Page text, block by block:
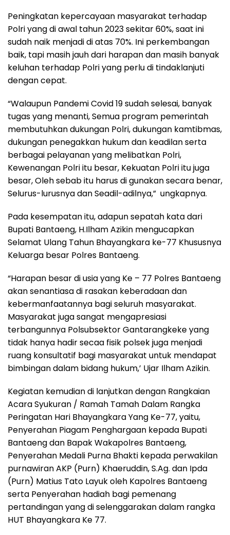
Peningkatan kepercayaan masyarakat terhadap
Polri yang di awal tahun 2023 sekitar 60%, saat ini
sudah naik menjadi di atas 70%. Ini perkembangan
baik, tapi masih jauh dari harapan dan masih banyak
keluhan terhadap Polri yang perlu di tindaklanjuti
dengan cepat.
“Walaupun Pandemi Covid 19 sudah selesai, banyak
tugas yang menanti, Semua program pemerintah
membutuhkan dukungan Polri, dukungan kamtibmas,
dukungan penegakkan hukum dan keadilan serta
berbagai pelayanan yang melibatkan Polri,
Kewenangan Polri itu besar, Kekuatan Polri itu juga
besar, Oleh sebab itu harus di gunakan secara benar,
Selurus-lurusnya dan Seadil-adilnya,” ungkapnya.
Pada kesempatan itu, adapun sepatah kata dari
Bupati Bantaeng, H.Ilham Azikin mengucapkan
Selamat Ulang Tahun Bhayangkara ke-77 Khususnya
Keluarga besar Polres Bantaeng.
“Harapan besar di usia yang Ke – 77 Polres Bantaeng
akan senantiasa di rasakan keberadaan dan
kebermanfaatannya bagi seluruh masyarakat.
Masyarakat juga sangat mengapresiasi
terbangunnya Polsubsektor Gantarangkeke yang
tidak hanya hadir secaa fisik polsek juga menjadi
ruang konsultatif bagi masyarakat untuk mendapat
bimbingan dalam bidang hukum,’ Ujar Ilham Azikin.
Kegiatan kemudian di lanjutkan dengan Rangkaian
Acara Syukuran / Ramah Tamah Dalam Rangka
Peringatan Hari Bhayangkara Yang Ke-77, yaitu,
Penyerahan Piagam Penghargaan kepada Bupati
Bantaeng dan Bapak Wakapolres Bantaeng,
Penyerahan Medali Purna Bhakti kepada perwakilan
purnawiran AKP (Purn) Khaeruddin, S.Ag. dan Ipda
(Purn) Matius Tato Layuk oleh Kapolres Bantaeng
serta Penyerahan hadiah bagi pemenang
pertandingan yang di selenggarakan dalam rangka
HUT Bhayangkara Ke 77.